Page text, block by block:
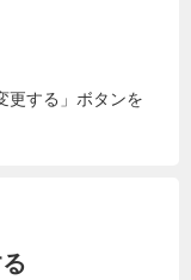
更する」ボタンを